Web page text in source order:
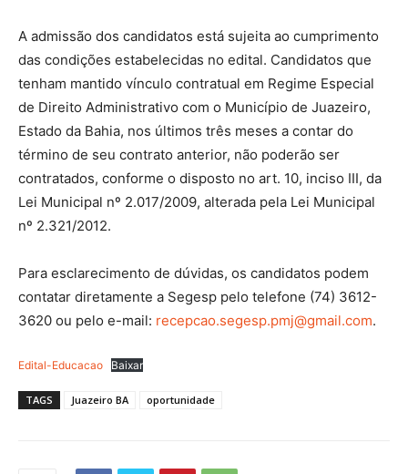
A admissão dos candidatos está sujeita ao cumprimento
das condições estabelecidas no edital. Candidatos que
tenham mantido vínculo contratual em Regime Especial
de Direito Administrativo com o Município de Juazeiro,
Estado da Bahia, nos últimos três meses a contar do
término de seu contrato anterior, não poderão ser
contratados, conforme o disposto no art. 10, inciso III, da
Lei Municipal nº 2.017/2009, alterada pela Lei Municipal
nº 2.321/2012.
Para esclarecimento de dúvidas, os candidatos podem
contatar diretamente a Segesp pelo telefone (74) 3612-
3620 ou pelo e-mail: recepcao.segesp.pmj@gmail.com.
Edital-Educacao Baixar
TAGS Juazeiro BA oportunidade